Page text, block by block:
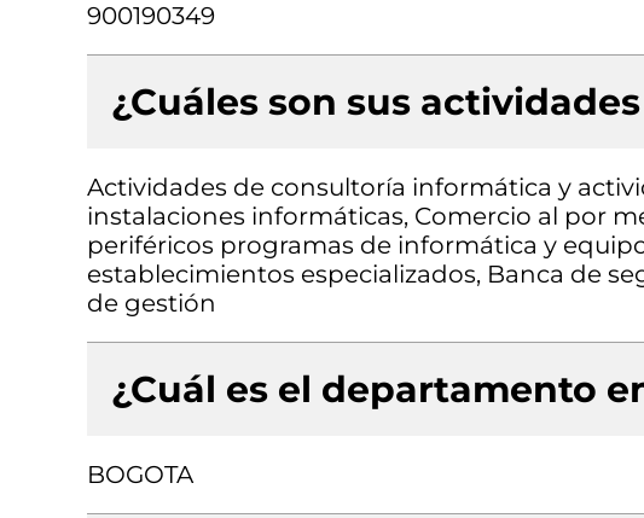
900190349
¿Cuáles son sus
Actividades de consultoría informática y
instalaciones informáticas, Comercio al por
periféricos programas de informática y
establecimientos especializados, Banca de
de gestión
¿Cuál es el departamento
BOGOTA